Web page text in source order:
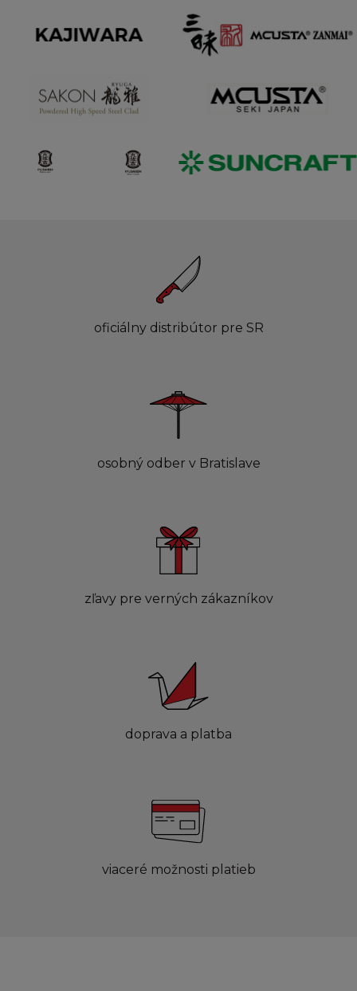
oficiálny distribútor pre SR
osobný odber v Bratislave
zľavy pre verných zákazníkov
doprava a platba
viaceré možnosti platieb